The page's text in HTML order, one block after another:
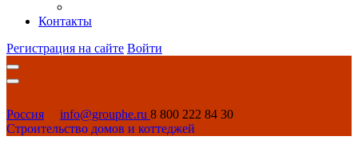
Контакты
Регистрация на сайте Войти
Россия info@grouphe.ru 8 800 222 84 30
Строительство домов и коттеджей